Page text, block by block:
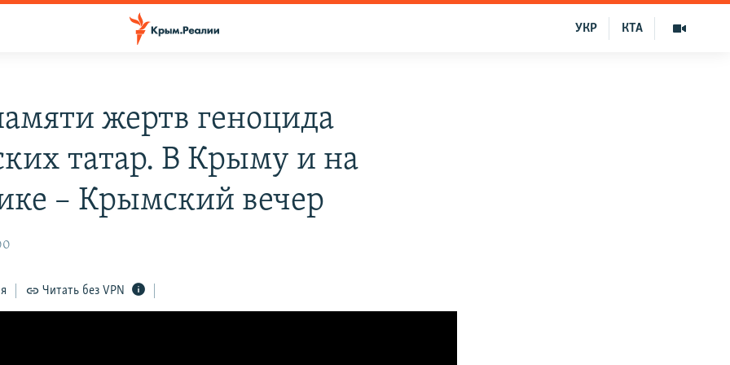
КТА
УКР
жертв геноцида
татар. В Крыму и на
– Крымский вечер
Читать без VPN